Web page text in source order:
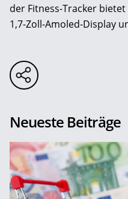
der Fitness-Tracker
1,7-Zoll-Amoled-Display
Neueste Beiträge